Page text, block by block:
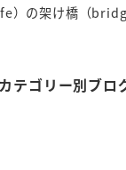
）の架け橋（
カテゴリー別ブロ